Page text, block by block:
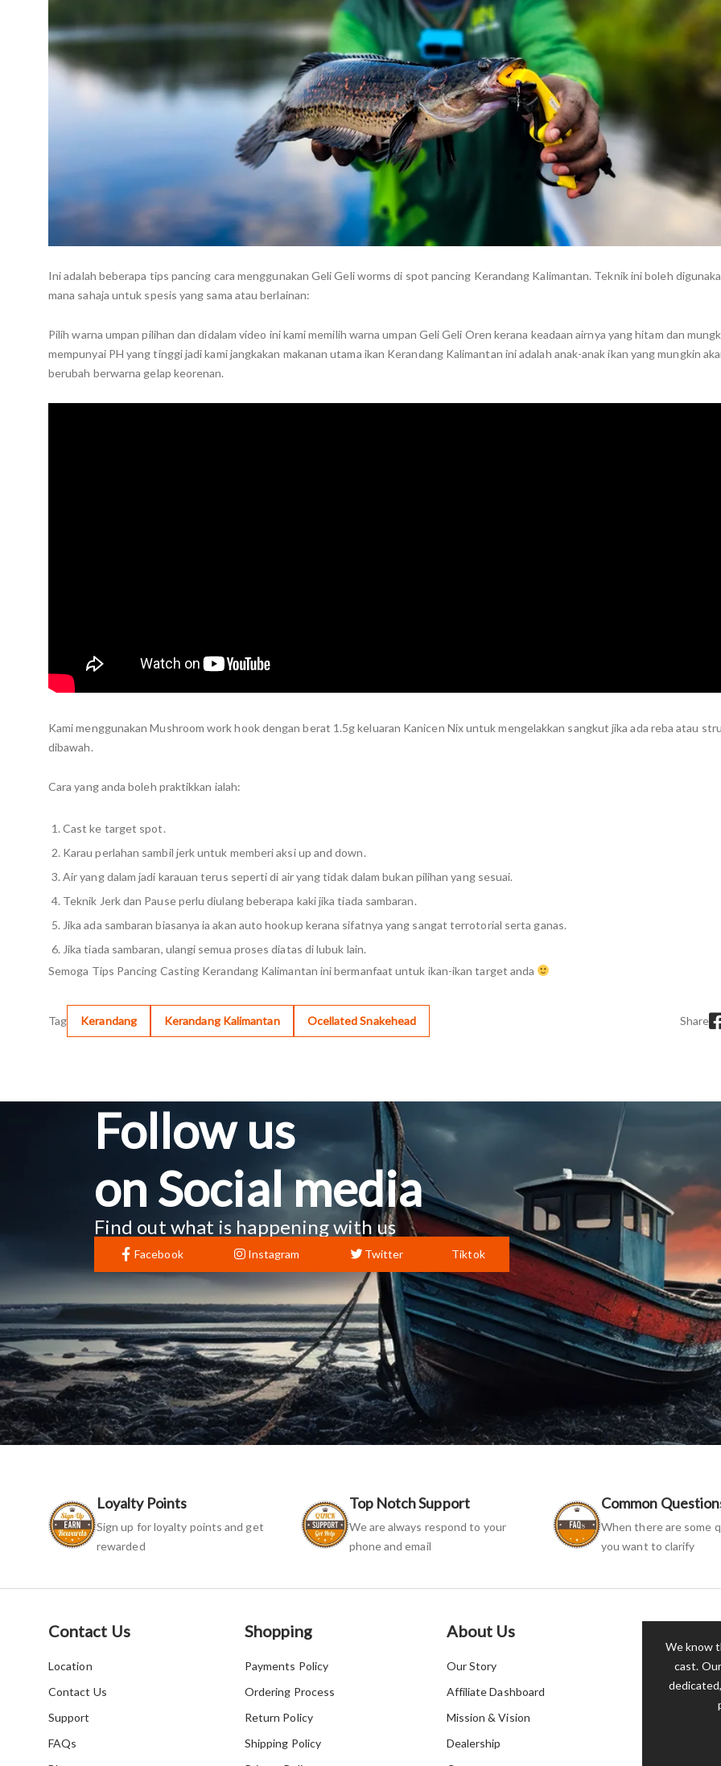
Ini adalah beberapa tips pancing cara menggunakan Geli Geli worms di spot pancing Kerandang Kalimantan. Teknik ini boleh
mana sahaja untuk spesis yang sama atau berlainan:
Pilih warna umpan pilihan dan didalam video ini kami memilih warna umpan Geli Geli Oren kerana keadaan airnya yang hitam dan
mempunyai PH yang tinggi jadi kami jangkakan makanan utama ikan Kerandang Kalimantan ini adalah anak-anak ikan yang mungkin
berubah berwarna gelap keorenan.
Kami menggunakan Mushroom work hook dengan berat 1.5g keluaran Kanicen Nix untuk mengelakkan sangkut jika ada reba atau
dibawah.
Cara yang anda boleh praktikkan ialah:
Cast ke target spot.
Karau perlahan sambil jerk untuk memberi aksi up and down.
Air yang dalam jadi karauan terus seperti di air yang tidak dalam bukan pilihan yang sesuai.
Teknik Jerk dan Pause perlu diulang beberapa kaki jika tiada sambaran.
Jika ada sambaran biasanya ia akan auto hookup kerana sifatnya yang sangat terrotorial serta ganas.
Jika tiada sambaran, ulangi semua proses diatas di lubuk lain.
Semoga Tips Pancing Casting Kerandang Kalimantan ini bermanfaat untuk ikan-ikan target anda
Tag Kerandang Kerandang Kalimantan Ocellated Snakehead Share
Follow us
on Social media
Find out what is happening with us
Facebook Instagram Twitter Tiktok
Loyalty Points
Sign up for loyalty points and get
rewarded
Top Notch Support
We are always respond to your
phone and email
Common
When there are some
you want to clarify
Contact Us
Location
Contact Us
Support
FAQs
Shopping
Payments Policy
Ordering Process
Return Policy
Shipping Policy
About Us
Our Story
Affiliate Dashboard
Mission & Vision
Dealership
We know
cast.